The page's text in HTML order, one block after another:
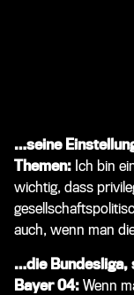
…seine
Themen: Ich bin
wichtig, dass
auch, wenn man
…die Bundesliga,
Bayer 04: Wenn